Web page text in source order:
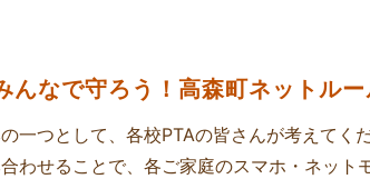
んなで守ろう！高森町ネットルー
一つとして、各校PTAの皆さんが考えてく
わせることで、各ご家庭のスマホ・ネット